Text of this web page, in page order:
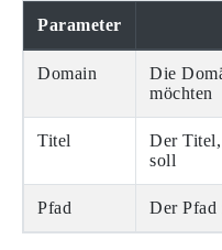
Parameter
Domain
Die
möchten
Titel
Der
soll
Pfad Der Pfad